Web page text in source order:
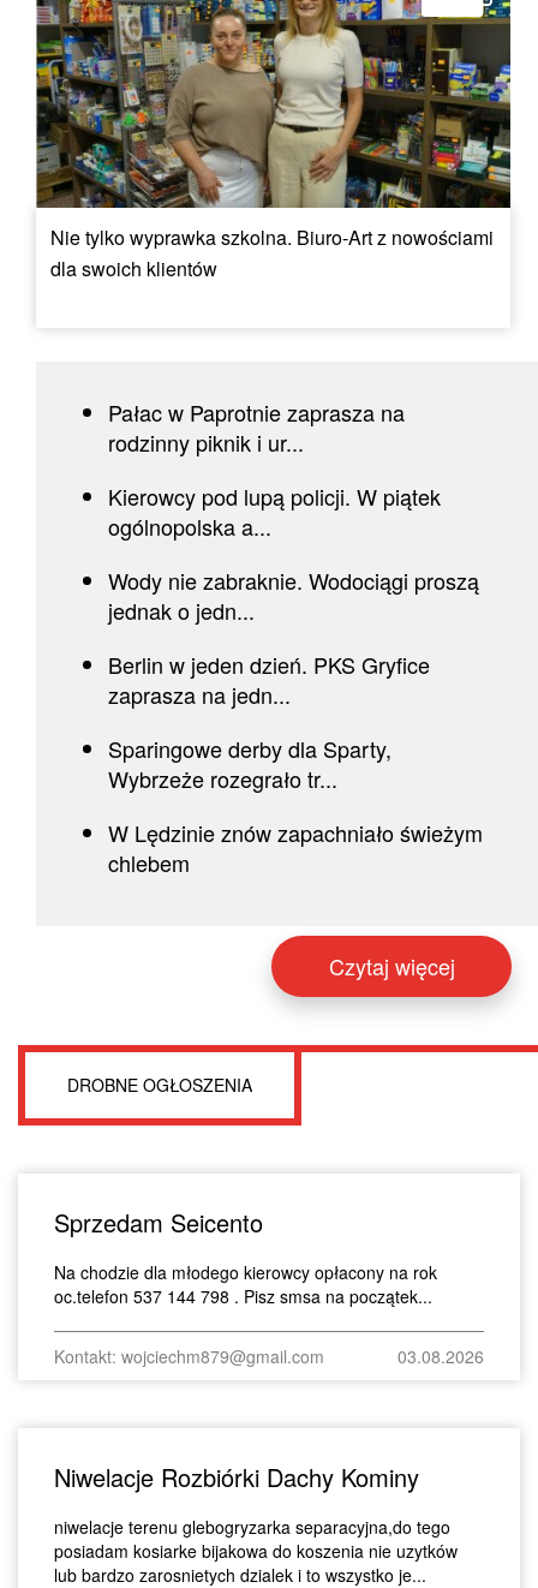
Nie tylko wyprawka szkolna. Biuro-Art z nowościami
dla swoich klientów
Pałac w Paprotnie zaprasza na
rodzinny piknik i ur...
Kierowcy pod lupą policji. W piątek
ogólnopolska a...
Wody nie zabraknie. Wodociągi proszą
jednak o jedn...
Berlin w jeden dzień. PKS Gryfice
zaprasza na jedn...
Sparingowe derby dla Sparty,
Wybrzeże rozegrało tr...
W Lędzinie znów zapachniało świeżym
chlebem
Czytaj więcej
DROBNE OGŁOSZENIA
Sprzedam Seicento
Na chodzie dla młodego kierowcy opłacony na rok
oc.telefon 537 144 798 . Pisz smsa na początek...
Kontakt: wojciechm879@gmail.com 03.08.2026
Niwelacje Rozbiórki Dachy Kominy
niwelacje terenu glebogryzarka separacyjna,do tego
posiadam kosiarke bijakowa do koszenia nie uzytków
lub bardzo zarosnietych dzialek i to wszystko je...